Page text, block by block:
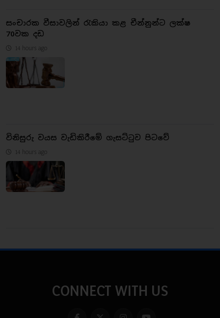
සංචාරක වීසාවලින් රැකියා කළ චීන්නුන්ට ලක්ෂ
70වක දඩ
14 hours ago
විනිසුරු වයස වැඩිකිරීමේ ගැසට්ටුව පිටවේ
14 hours ago
CONNECT WITH US